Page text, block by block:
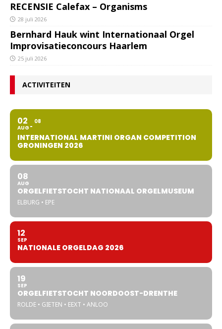
RECENSIE Calefax – Organisms
28 juli 2026
Bernhard Hauk wint Internationaal Orgel
Improvisatieconcours Haarlem
25 juli 2026
ACTIVITEITEN
02
AUG
08
INTERNATIONAL MARTINI ORGAN COMPETITION
GRONINGEN 2026
08
AUG
ORGELFIETSTOCHT NATIONAAL ORGELMUSEUM
ELBURG • EPE
12
SEP
NATIONALE ORGELDAG 2026
19
SEP
ORGELFIETSTOCHT NOORDOOST-DRENTHE
ROLDE • GIETEN • EEXT • ANLOO